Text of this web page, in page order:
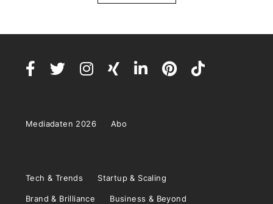
Mediadaten 2026 Abo
Tech & Trends Startup & Scaling
Brand & Brilliance Business & Beyond